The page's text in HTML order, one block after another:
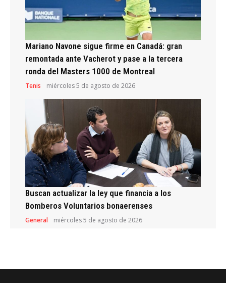
Mariano Navone sigue firme en Canadá: gran
remontada ante Vacherot y pase a la tercera
ronda del Masters 1000 de Montreal
Tenis miércoles 5 de agosto de 2026
Buscan actualizar la ley que financia a los
Bomberos Voluntarios bonaerenses
General miércoles 5 de agosto de 2026